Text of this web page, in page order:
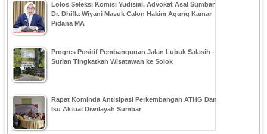
‎Lolos Seleksi Komisi Yudisial, Advokat Asal Sumbar
Dr. Dhifla Wiyani Masuk Calon Hakim Agung Kamar
Pidana MA
Progres Positif Pembangunan Jalan Lubuk Salasih -
Surian Tingkatkan Wisatawan ke Solok
Rapat Kominda Antisipasi Perkembangan ATHG Dan
Isu Aktual Diwilayah Sumbar